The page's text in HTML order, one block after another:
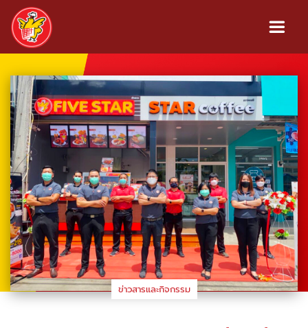
ข่าวสารและกิจกรรม